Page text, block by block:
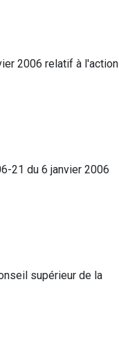
2006 relatif à l'action
21 du 6 janvier 2006
supérieur de la